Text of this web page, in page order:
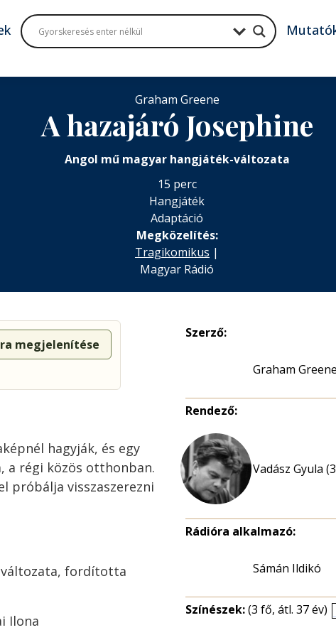
Graham Greene
A hazajáró Josephine
Angol mű magyar hangjáték-változata
15 perc
Hangjáték
Adaptáció
Megközelítés:
Tragikomikus |
Magyar Rádió
megjelenítése
hagyják, és egy
a régi közös otthonban.
próbálja visszaszerezni
fordította
Ilona
Szerző:
Graham Greene
Rendező:
Vadász Gyula
Rádióra alkalmazó:
Sámán Ildikó
Színészek:(3 fő, átl. 37 év)